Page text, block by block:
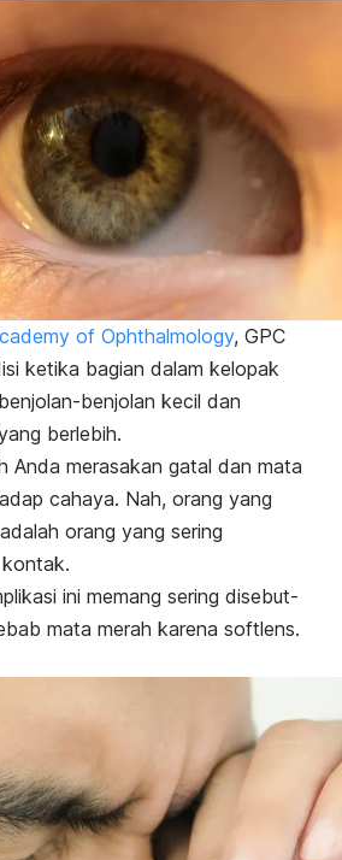
of Ophthalmology, GPC
ketika bagian dalam kelopak
benjolan kecil dan
berlebih.
Anda merasakan gatal dan mata
cahaya. Nah, orang yang
orang yang sering
ini memang sering disebut-
mata merah karena softlens.